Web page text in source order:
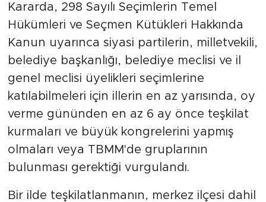
Kararda, 298 Sayılı Seçimlerin Temel
Hükümleri ve Seçmen Kütükleri Hakkında
Kanun uyarınca siyasi partilerin, milletvekili,
belediye başkanlığı, belediye meclisi ve il
genel meclisi üyelikleri seçimlerine
katılabilmeleri için illerin en az yarısında, oy
verme gününden en az 6 ay önce teşkilat
kurmaları ve büyük kongrelerini yapmış
olmaları veya TBMM'de gruplarının
bulunması gerektiği vurgulandı.
Bir ilde teşkilatlanmanın, merkez ilçesi dahil